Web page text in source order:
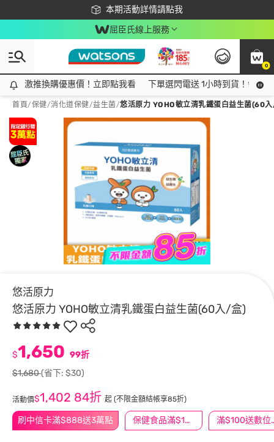
本期活動詳情請點我
下載app最高回饋$350
屈臣氏線上服務
0
激推換購優惠價！立即點我看
激推換購優惠價！立即點我看 下單選閃電送 1小時到貨！領神
首頁/保健/消化道保健/益生菌/悠活原力 YOHO敏立清乳鐵蛋白益生菌(60
悠活原力
悠活原力 YOHO敏立清乳鐵蛋白益生菌(60入/盒)
刷中信卡滿$888送3萬點 保健食品滿$1200送$100 滿
$1,650 99折
$1,680(省下: $30)
活動價$1,402 84折 起 (不限金額結帳享85折)